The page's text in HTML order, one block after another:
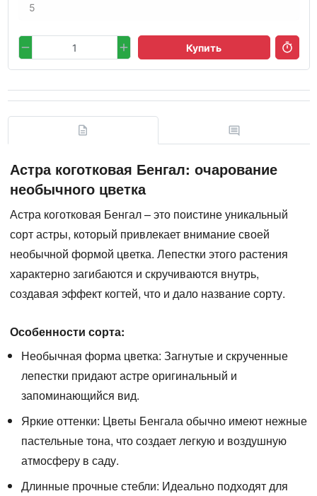
5
Купить
Астра коготковая Бенгал: очарование
необычного цветка
Астра коготковая Бенгал– это поистине уникальный
сорт астры, который привлекает внимание своей
необычной формой цветка. Лепестки этого растения
характерно загибаются и скручиваются внутрь,
создавая эффект когтей, что и дало название сорту.
Особенности сорта:
Необычная форма цветка: Загнутые и скрученные
лепестки придают астре оригинальный и
запоминающийся вид.
Яркие оттенки: Цветы Бенгала обычно имеют нежные
пастельные тона, что создает легкую и воздушную
атмосферу в саду.
Длинные прочные стебли: Идеально подходят для